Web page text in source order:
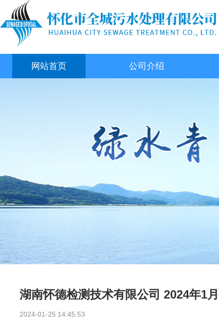
网站首页 公司介绍
湖南怀德检测技术有限公司 2024年1
2024-01-25 14:45:53